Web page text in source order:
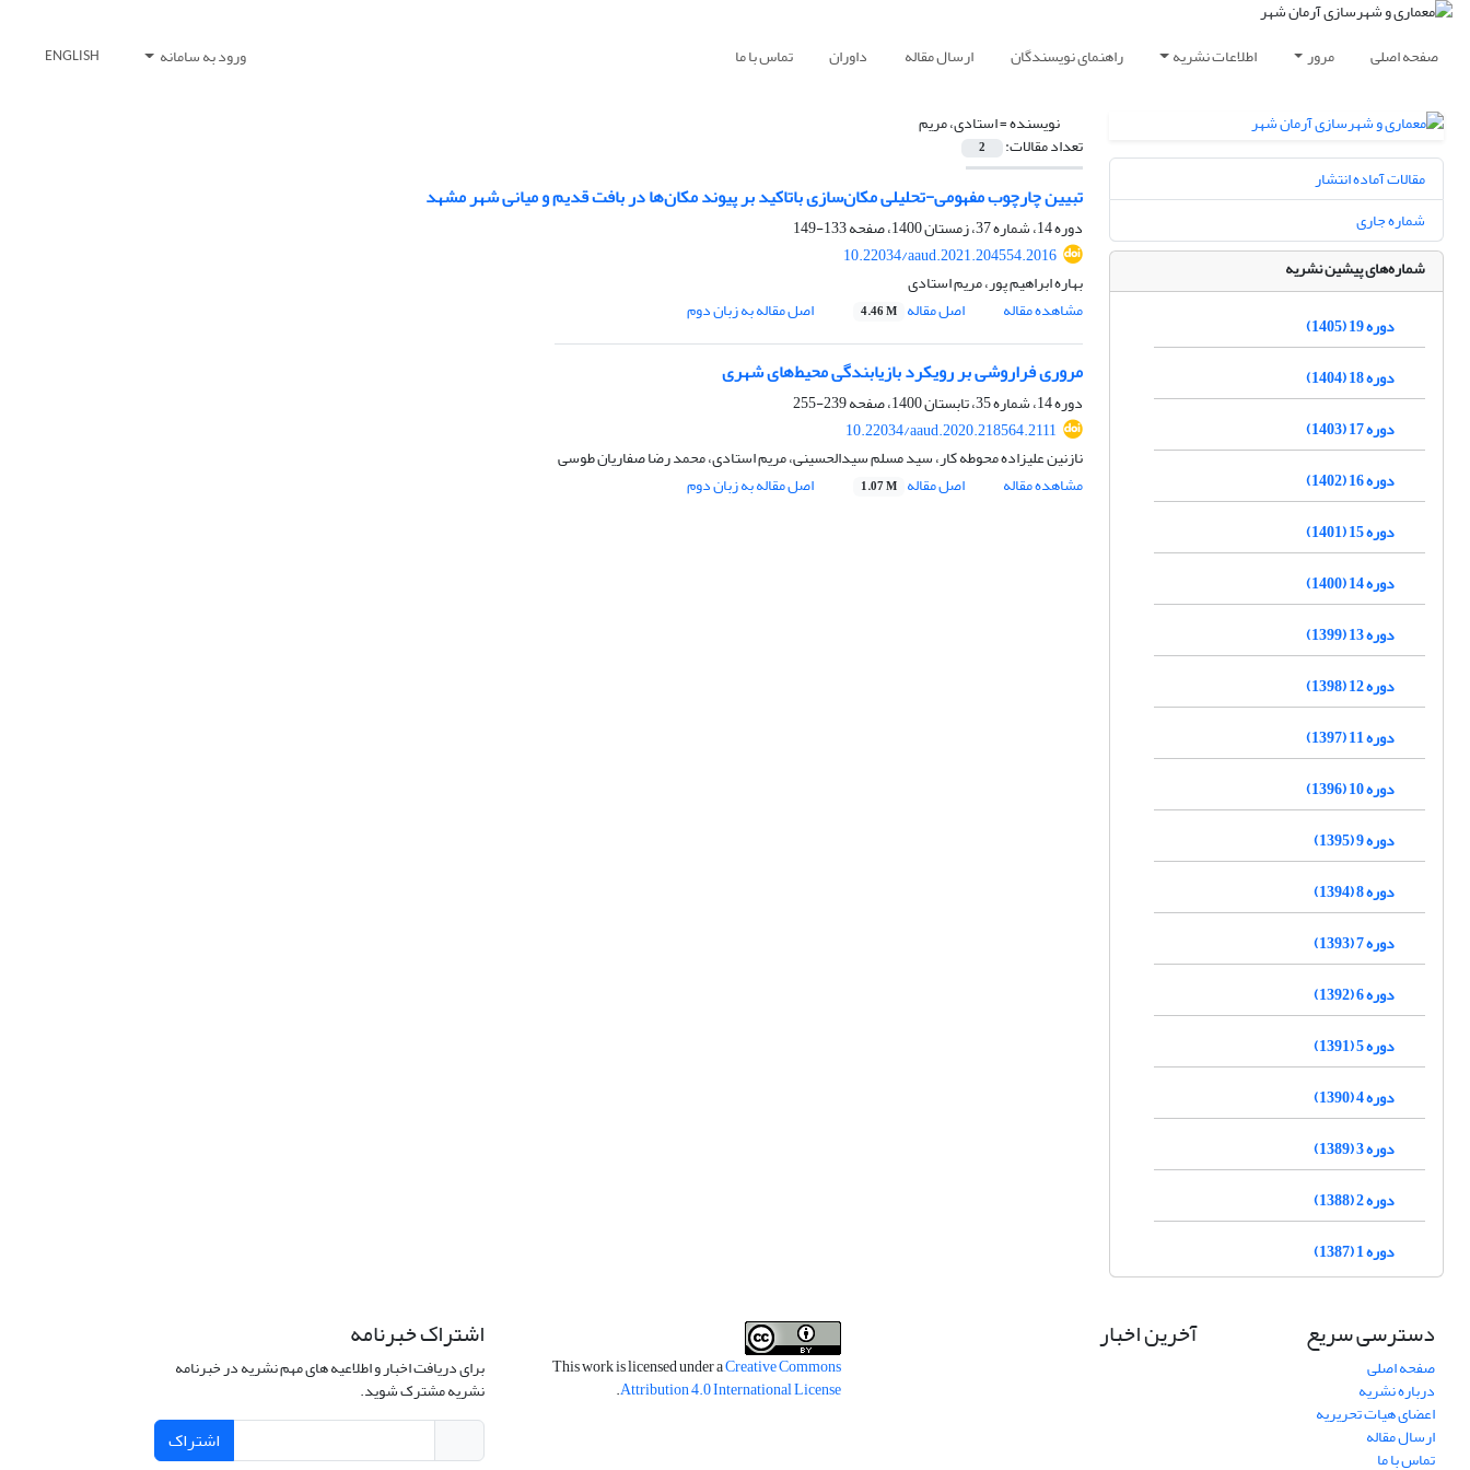
صفحه اصلی مرور اطلاعات نشریه راهنمای نویسندگان ارسال مقاله داوران تماس با ما ورود به سامانه ENGLISH
نویسنده =استادی، مریم
تعداد مقالات: 2
تبیین چارچوب مفهومی-تحلیلی مکان‌سازی باتاکید بر پیوند مکان‌ها در بافت قدیم و میانی شهر مشهد
دوره 14، شماره 37، زمستان 1400، صفحه
133-149
10.22034/aaud.2021.204554.2016
بهاره ابراهیم پور، مریم استادی
مشاهده مقاله
اصل مقاله 4.46 M اصل مقاله به زبان دوم
مروری فراروشی بر رویکرد بازیابندگی محیط‌های شهری
دوره 14، شماره 35، تابستان 1400، صفحه
239-255
10.22034/aaud.2020.218564.2111
نازنین علیزاده محوطه کار، سید مسلم سیدالحسینی، مریم استادی، محمد رضا صفاریان طوسی
مشاهده مقاله
اصل مقاله 1.07 M اصل مقاله به زبان دوم
مقالات آماده انتشار
شماره جاری
شماره‌های پیشین نشریه
دوره 19 (1405)
دوره 18 (1404)
دوره 17 (1403)
دوره 16 (1402)
دوره 15 (1401)
دوره 14 (1400)
دوره 13 (1399)
دوره 12 (1398)
دوره 11 (1397)
دوره 10 (1396)
دوره 9 (1395)
دوره 8 (1394)
دوره 7 (1393)
دوره 6 (1392)
دوره 5 (1391)
دوره 4 (1390)
دوره 3 (1389)
دوره 2 (1388)
دوره 1 (1387)
دسترسی سریع
صفحه اصلی
درباره نشریه
اعضای هیات تحریریه
ارسال مقاله
تماس با ما
آخرین اخبار
This work is licensed under aCreative Commons
Attribution 4.0 International License
.
اشتراک خبرنامه
برای دریافت اخبار و اطلاعیه های مهم نشریه در خبرنامه
نشریه مشترک شوید.
اشتراک